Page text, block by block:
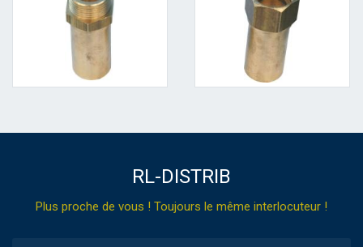
RL-DISTRIB
Plus proche de vous ! Toujours le même interlocuteur !